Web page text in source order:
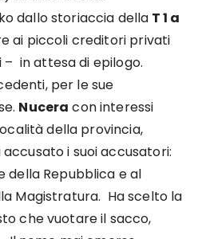
dallo storiaccia della T 1 a
ai piccoli creditori privati
in attesa di epilogo.
per le sue
Nucera con interessi
della provincia,
i suoi accusatori:
della Repubblica e al
Magistratura. Ha scelto la
che vuotare il sacco,